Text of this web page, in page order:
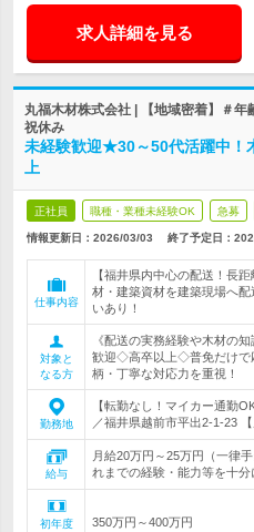
求人詳細を見る
丸福木材株式会社 | 【地域密着】＃
祝休み
未経験歓迎★30～50代活躍中！
上
正社員 職種・業種未経験OK 急募
情報更新日：2026/03/03 終了予定日：
仕事内容
【福井県内中心の配送！長
材・建築資材を建築現場へ
いあり！
対象と
なる方
《配送の実務経験や木材の
歓迎◇高卒以上◇普免だけで
柄・丁寧な対応力を重視！
勤務地
【転勤なし！マイカー通勤
／福井県越前市平出2-1-23
給与
月給20万円～25万円（一律
れまでの経験・能力等を十
初年度
350万円～400万円